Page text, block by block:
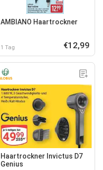
AMBIANO Haartrockner
1 Tag €12,99
Haartrockner Invictus D7
Genius